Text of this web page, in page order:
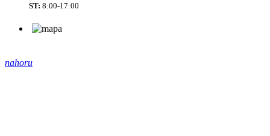
ST: 8:00-17:00
nahoru